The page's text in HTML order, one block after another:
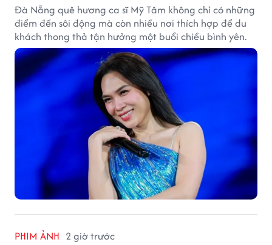
Đà Nẵng quê hương ca sĩ Mỹ Tâm không chỉ có những
điểm đến sôi động mà còn nhiều nơi thích hợp để du
khách thong thả tận hưởng một buổi chiều bình yên.
PHIM ẢNH 2 giờ trước